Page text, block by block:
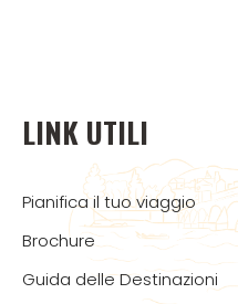
LINK UTILI
Pianifica il tuo viaggio
Brochure
Guida delle Destinazioni